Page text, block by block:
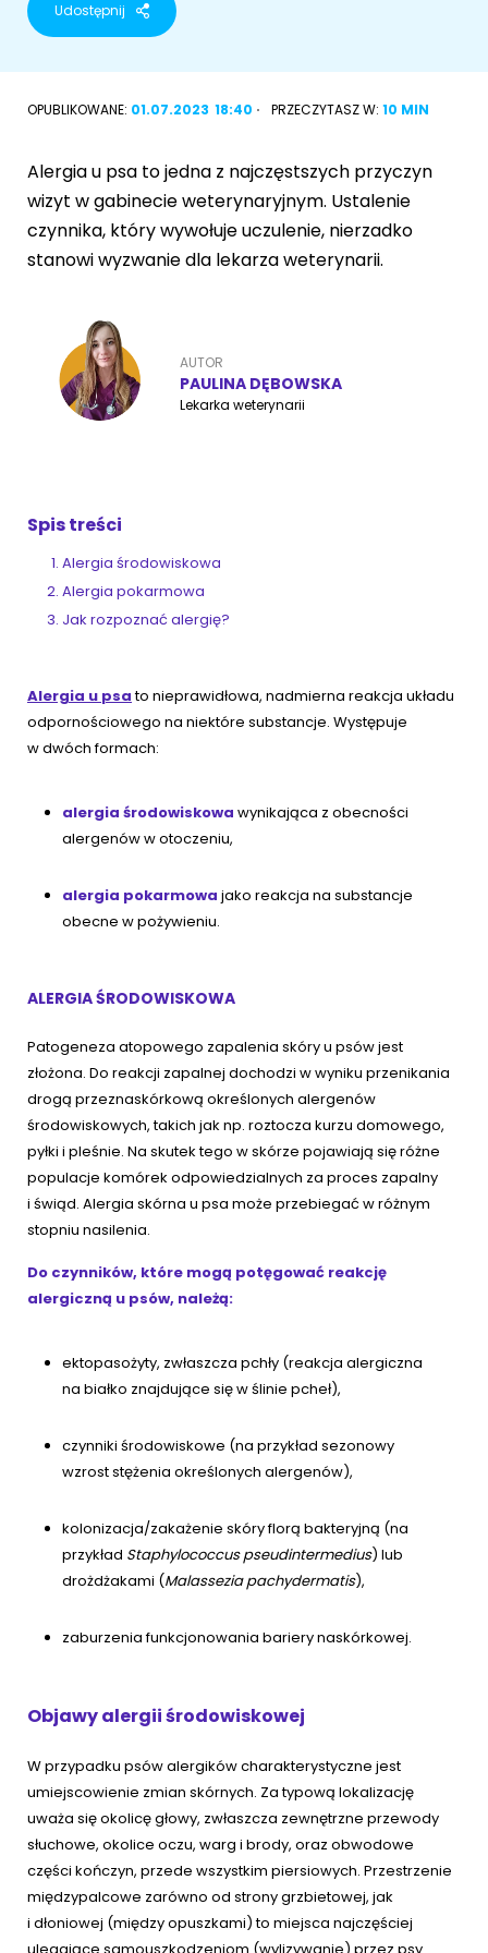
RASY PSÓW
Sznaucer miniaturowy
Golden retriever
Buldog francuski
Wyszukiwarka ras psów
ZoociaLove News
Kot perski
Kot rosyjski niebieski
Udostępnij
OPUBLIKOWANE: 01.07.2023 18:40 PRZECZYTASZ W: 10 MIN
Alergia u psa to jedna z najczęstszych przyczyn
wizyt w gabinecie weterynaryjnym. Ustalenie
czynnika, który wywołuje uczulenie, nierzadko
stanowi wyzwanie dla lekarza weterynarii.
AUTOR
PAULINA DĘBOWSKA
Lekarka weterynarii
Spis treści
Alergia środowiskowa
Alergia pokarmowa
Jak rozpoznać alergię?
Alergia u psato nieprawidłowa, nadmierna reakcja układu
odpornościowego na niektóre substancje. Występuje
w dwóch formach:
alergia środowiskowa wynikająca z obecności
alergenów w otoczeniu,
alergia pokarmowa jako reakcja na substancje
obecne w pożywieniu.
ALERGIA ŚRODOWISKOWA
Patogeneza atopowego zapalenia skóry u psów jest
złożona. Do reakcji zapalnej dochodzi w wyniku przenikania
drogą przeznaskórkową określonych alergenów
środowiskowych, takich jak np. roztocza kurzu domowego,
pyłki i pleśnie. Na skutek tego w skórze pojawiają się różne
populacje komórek odpowiedzialnych za proces zapalny
i świąd. Alergia skórna u psa może przebiegać w różnym
stopniu nasilenia.
Do czynników, które mogą potęgować reakcję
alergiczną u psów, należą:
ektopasożyty, zwłaszcza pchły (reakcja alergiczna
na białko znajdujące się w ślinie pcheł),
czynniki środowiskowe (na przykład sezonowy
wzrost stężenia określonych alergenów),
kolonizacja/zakażenie skóry florą bakteryjną (na
przykład Staphylococcus pseudintermedius) lub
drożdżakami (Malassezia pachydermatis),
zaburzenia funkcjonowania bariery naskórkowej.
Objawy alergii środowiskowej
W przypadku psów alergików charakterystyczne jest
umiejscowienie zmian skórnych. Za typową lokalizację
uważa się okolicę głowy, zwłaszcza zewnętrzne przewody
słuchowe, okolice oczu, warg i brody, oraz obwodowe
części kończyn, przede wszystkim piersiowych. Przestrzenie
międzypalcowe zarówno od strony grzbietowej, jak
i dłoniowej (między opuszkami) to miejsca najczęściej